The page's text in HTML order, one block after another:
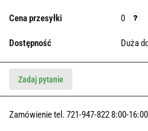
Cena przesyłki 0
Dostępność Duża
Zadaj pytanie
Zamówienie tel. 721-947-822 8:00-16:00